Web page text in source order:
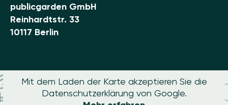
publicgarden GmbH
Reinhardtstr. 33
10117 Berlin
Mit dem Laden der Karte akzeptieren Sie die
Datenschutzerklärung von Google.